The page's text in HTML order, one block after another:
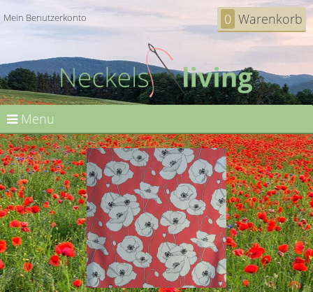
Mein Benutzerkonto 0 Warenkorb
Menu